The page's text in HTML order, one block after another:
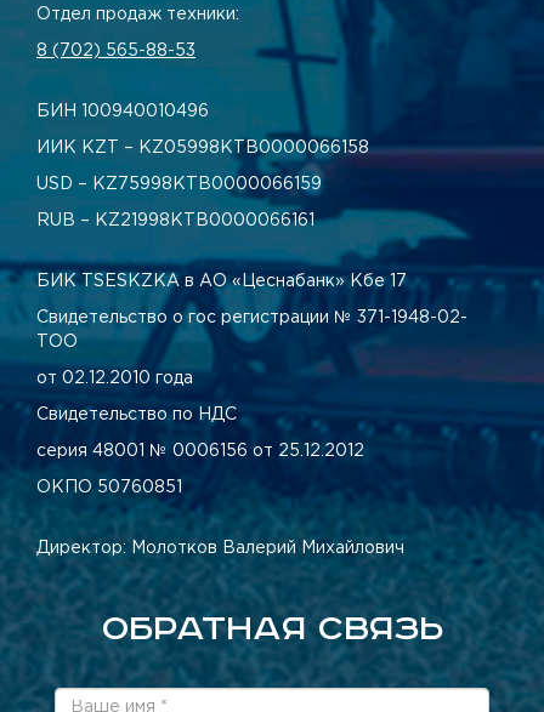
Отдел продаж техники:
8 (702) 565-88-53
БИН 100940010496
ИИК KZT – KZ05998КТВ0000066158
USD – KZ75998КТВ0000066159
RUB – KZ21998КТВ0000066161
БИК TSESKZKA в АО «Цеснабанк» Кбе 17
Свидетельство о гос регистрации № 371-1948-02-
ТОО
от 02.12.2010 года
Свидетельство по НДС
серия 48001 № 0006156 от 25.12.2012
ОКПО 50760851
Директор: Молотков Валерий Михайлович
ОБРАТНАЯ СВЯЗЬ